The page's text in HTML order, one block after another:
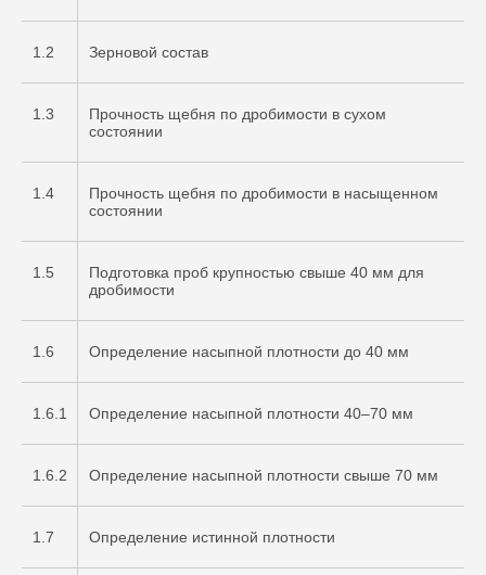
1.2 Зерновой состав
1.3
Прочность щебня по дробимости в сухом
состоянии
1.4
Прочность щебня по дробимости в насыщенном
состоянии
1.5
Подготовка проб крупностью свыше 40 мм для
дробимости
1.6 Определение насыпной плотности до 40 мм
1.6.1 Определение насыпной плотности 40–70 мм
1.6.2 Определение насыпной плотности свыше 70 мм
1.7 Определение истинной плотности